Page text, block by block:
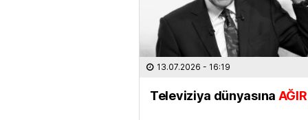
13.07.2026 - 16:19
Televiziya dünyasına